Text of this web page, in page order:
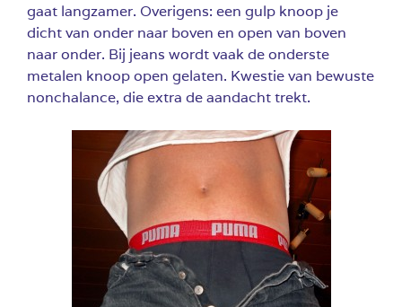
gaat langzamer. Overigens: een gulp knoop je
dicht van onder naar boven en open van boven
naar onder. Bij jeans wordt vaak de onderste
metalen knoop open gelaten. Kwestie van bewuste
nonchalance, die extra de aandacht trekt.